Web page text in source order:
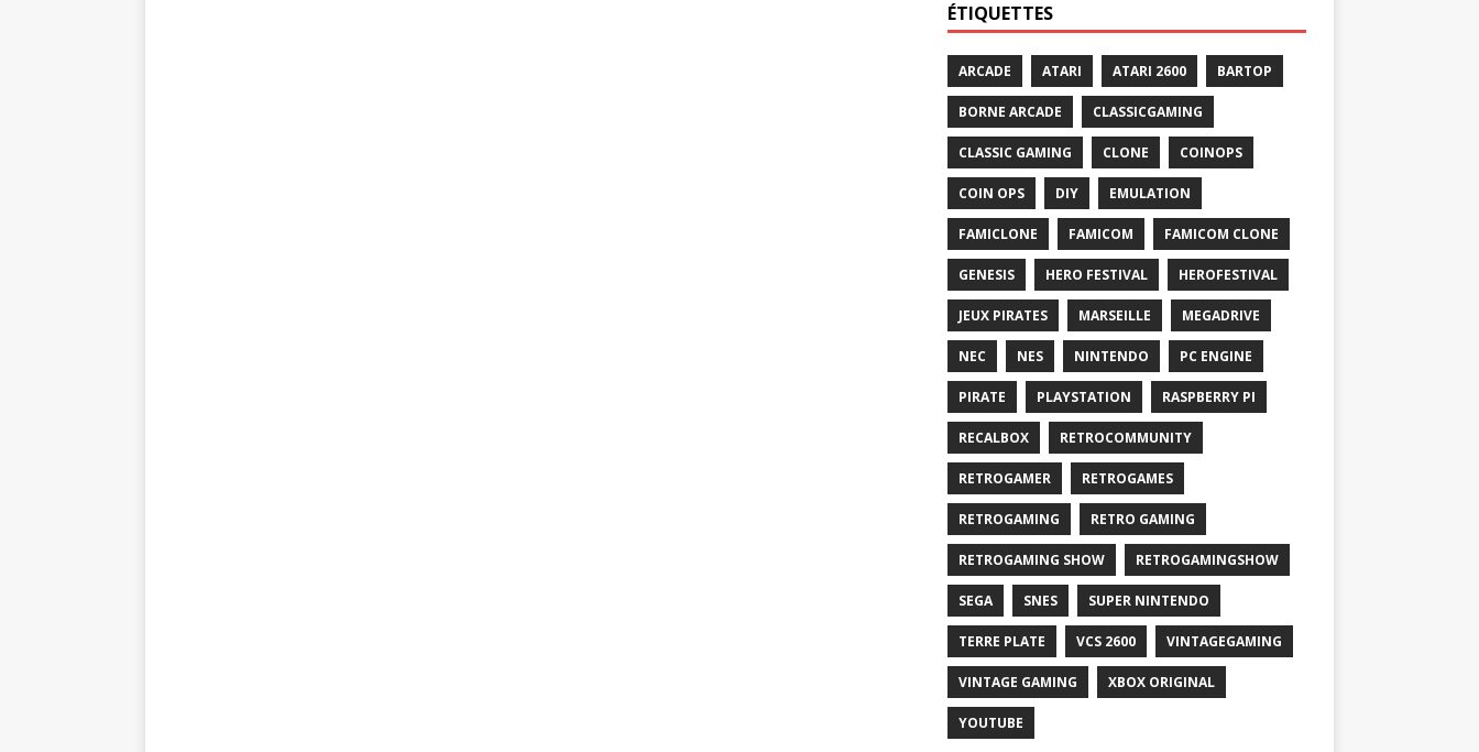
ÉTIQUETTES
ARCADE ATARI ATARI 2600 BARTOP
BORNE ARCADE CLASSICGAMING
CLASSIC GAMING CLONE COINOPS
COIN OPS DIY EMULATION
FAMICLONE FAMICOM FAMICOM CLONE
GENESIS HERO FESTIVAL HEROFESTIVAL
JEUX PIRATES MARSEILLE MEGADRIVE
NEC NES NINTENDO PC ENGINE
PIRATE PLAYSTATION RASPBERRY PI
RECALBOX RETROCOMMUNITY
RETROGAMER RETROGAMES
RETROGAMING RETRO GAMING
RETROGAMING SHOW RETROGAMINGSHOW
SEGA SNES SUPER NINTENDO
TERRE PLATE VCS 2600 VINTAGEGAMING
VINTAGE GAMING XBOX ORIGINAL
YOUTUBE